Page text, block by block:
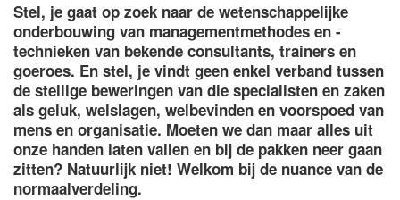
Stel, je gaat op zoek naar de wetenschappelijke
onderbouwing van managementmethodes en -
technieken van bekende consultants, trainers en
goeroes. En stel, je vindt geen enkel verband tussen
de stellige beweringen van die specialisten en zaken
als geluk, welslagen, welbevinden en voorspoed van
mens en organisatie. Moeten we dan maar alles uit
onze handen laten vallen en bij de pakken neer gaan
zitten? Natuurlijk niet! Welkom bij de nuance van de
normaalverdeling.